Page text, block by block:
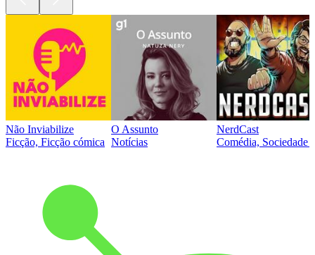
Não Inviabilize
Ficção, Ficção cómica
O Assunto
Notícias
NerdCast
Comédia, Sociedade